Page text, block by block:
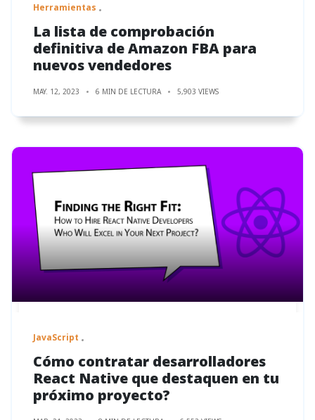
Herramientas
La lista de comprobación
definitiva de Amazon FBA para
nuevos vendedores
MAY. 12, 2023 6 MIN DE LECTURA 5,903 VIEWS
JavaScript
Cómo contratar desarrolladores
React Native que destaquen en tu
próximo proyecto?